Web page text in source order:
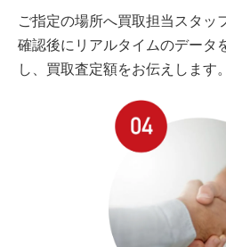
ご指定の場所へ買取担当スタッ
確認後にリアルタイムのデータ
し、買取査定額をお伝えします。